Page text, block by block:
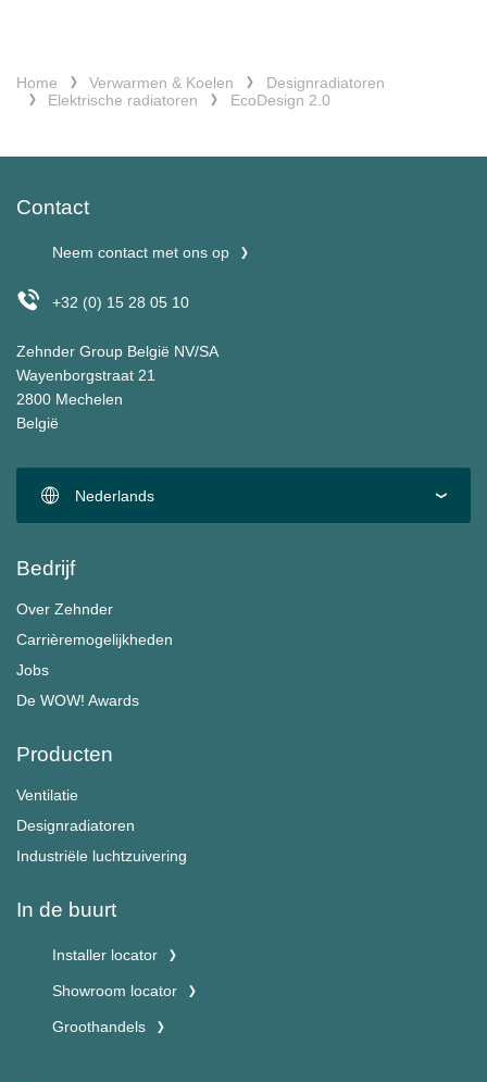
Home Verwarmen & Koelen
Designradiatoren
Elektrische radiatoren
EcoDesign 2.0
Contact
Neem contact met ons op
+32 (0) 15 28 05 10
Zehnder Group België NV/SA
Wayenborgstraat 21
2800 Mechelen
België
Nederlands
Bedrijf
Over Zehnder
Carrièremogelijkheden
Jobs
De WOW! Awards
Producten
Ventilatie
Designradiatoren
Industriële luchtzuivering
In de buurt
Installer locator
Showroom locator
Groothandels